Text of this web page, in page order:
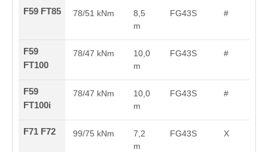
F59 FT85 78/51 kNm
8,5
m
FG43S #
F59
FT100
78/47 kNm
10,0
m
FG43S #
F59
FT100i
78/47 kNm
10,0
m
FG43S #
F71 F72 99/75 kNm
7,2
m
FG43S X